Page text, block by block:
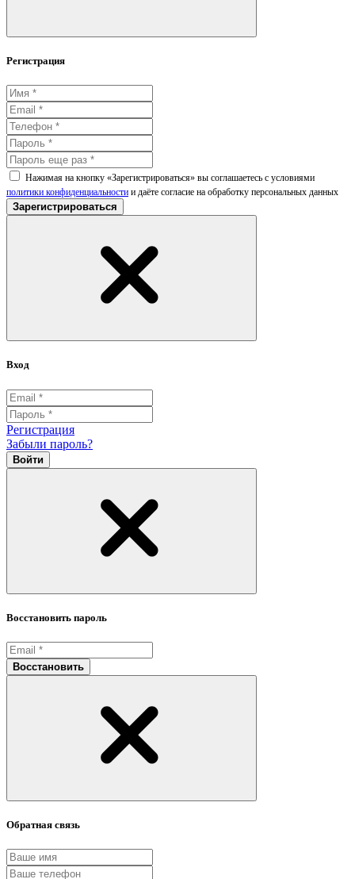
Регистрация
Нажимая на кнопку «Зарегистрироваться» вы соглашаетесь с условиями
политики конфиденциальности и даёте согласие на обработку персональных данных
Зарегистрироваться
Вход
Регистрация
Забыли пароль?
Войти
Восстановить пароль
Восстановить
Обратная связь